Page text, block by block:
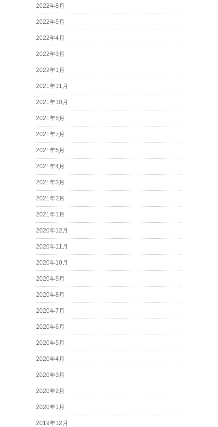
2022年8月
2022年5月
2022年4月
2022年3月
2022年1月
2021年11月
2021年10月
2021年8月
2021年7月
2021年5月
2021年4月
2021年3月
2021年2月
2021年1月
2020年12月
2020年11月
2020年10月
2020年9月
2020年8月
2020年7月
2020年6月
2020年5月
2020年4月
2020年3月
2020年2月
2020年1月
2019年12月